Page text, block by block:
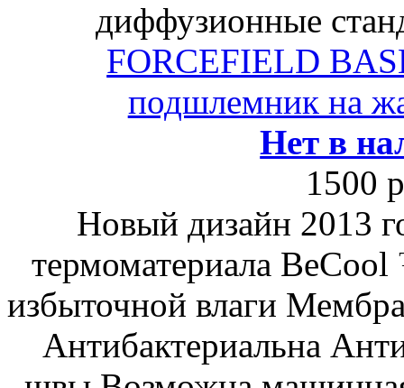
диффузионные
FORCEFIELD
подшлемник на
Нет в
1500
Новый дизайн 2013
термоматериала
избыточной влаги
Антибактериальна